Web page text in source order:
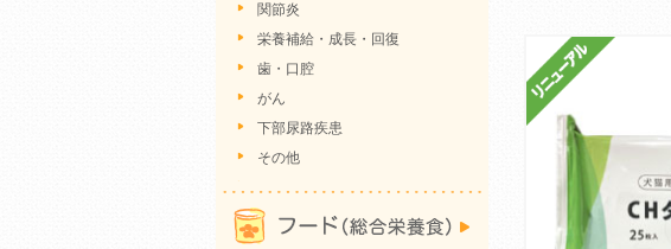
関節炎
栄養補給・成長・回復
歯・口腔
がん
下部尿路疾患
その他